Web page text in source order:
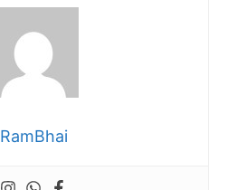
RamBhai